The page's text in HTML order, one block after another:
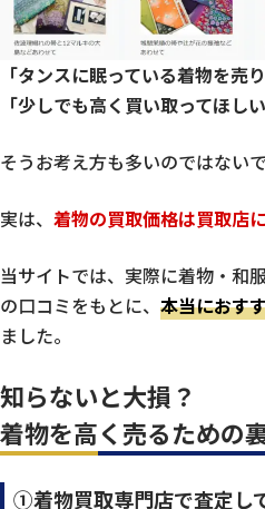
「タンスに眠っている着物を売り
「少しでも高く買い取ってほしい
そうお考え方も多いのではない
実は、 着物の買取価格は買取店
当サイトでは、実際に着物・和
の口コミをもとに、 本当におす
ました。
知らないと大損？
着物を高く売るための
①着物買取専門店で査定し